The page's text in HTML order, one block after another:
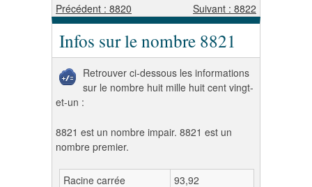
Précédent : 8820 Suivant : 8822
Infos sur le nombre 8821
Retrouver ci-dessous les informations
sur le nombre huit mille huit cent vingt-
et-un :
8821 est un nombre impair. 8821 est un
nombre premier.
Racine carrée
93,92